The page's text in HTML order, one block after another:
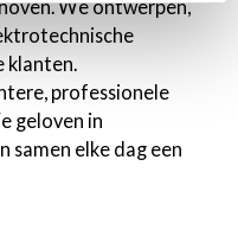
We ontwerpen,
klanten.
professionele
geloven in
samen elke dag een